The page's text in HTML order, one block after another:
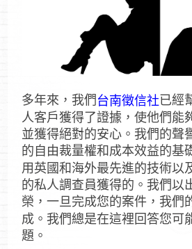
多年來，我們 台南徵信社已經
人客戶獲得了證據，使他們能
並獲得絕對的安心。我們的聲
的自由裁量權和成本效益的基
用英國和海外最先進的技術以
的私人調查員獲得的。我們以
榮，一旦完成您的案件，我們
成。我們總是在這裡回答您可
題。